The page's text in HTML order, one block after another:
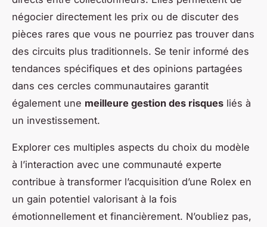
négocier directement les prix ou de discuter des
pièces rares que vous ne pourriez pas trouver dans
des circuits plus traditionnels. Se tenir informé des
tendances spécifiques et des opinions partagées
dans ces cercles communautaires garantit
également une meilleure gestion des risques liés à
un investissement.
Explorer ces multiples aspects du choix du modèle
à l’interaction avec une communauté experte
contribue à transformer l’acquisition d’une Rolex en
un gain potentiel valorisant à la fois
émotionnellement et financièrement. N’oubliez pas,